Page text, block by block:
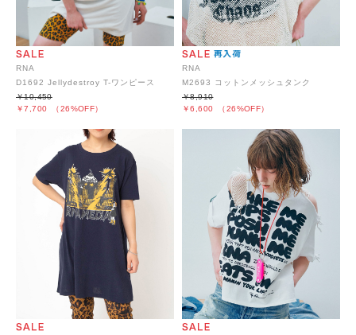
RNA
D1692 Jellydestroy T-ワンピース
￥7,700 （26%OFF）
￥10,450
RNA
M2693 コットンメッシュタンク
￥6,600 （26%OFF）
￥8,910